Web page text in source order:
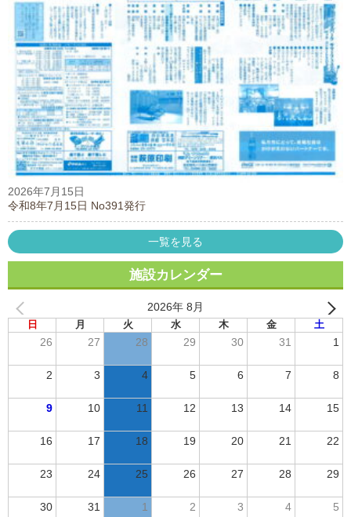
2026年7月15日
令和8年7月15日 No391発行
一覧を見る
施設カレンダー
2026年 8月
日 月 火 水 木 金 土
26 27 28 29 30 31 1
2 3 4 5 6 7 8
9 10 11 12 13 14 15
16 17 18 19 20 21 22
23 24 25 26 27 28 29
30 31 1 2 3 4 5